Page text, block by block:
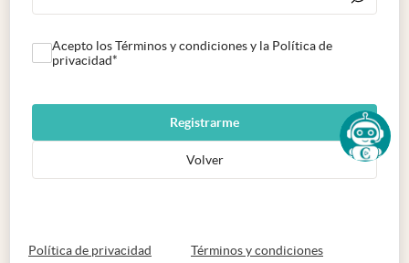
Acepto los Términos y condiciones y la Política de
privacidad*
Registrarme
Volver
Política de privacidad abre en nueva pestaña
Términos y condicionesabre en nueva